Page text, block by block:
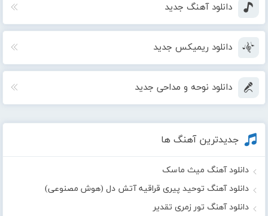
دانلود آهنگ جدید
دانلود ریمیکس جدید
دانلود نوحه و مداحی جدید
جدیدترین آهنگ ها
دانلود آهنگ میث ماسک
دانلود آهنگ توحید پیری قراقیه آتش دل (هوش مصنوعی)
دانلود آهنگ تور زمری تقدیر